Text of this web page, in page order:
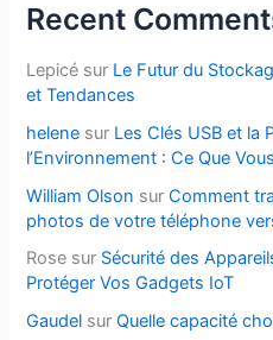
Recent
Lepicé sur Le Futur du
et Tendances
helene sur Les Clés USB et la
l’Environnement : Ce Que
William Olson surComment
photos de votre téléphone
Rose sur Sécurité des
Protéger Vos Gadgets IoT
Gaudel surQuelle capacité